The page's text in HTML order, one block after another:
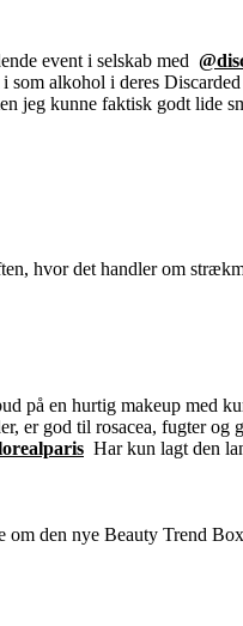
event i selskab med
alkohol i deres
jeg kunne faktisk godt lide
hvor det handler om
på en hurtig makeup med
er god til rosacea, fugter og
Har kun lagt den
om den nye Beauty Trend